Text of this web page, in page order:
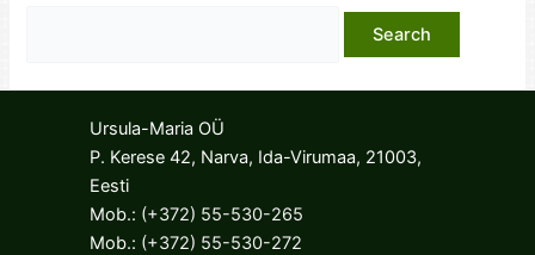
Ursula-Maria OÜ
P. Kerese 42, Narva, Ida-Virumaa, 21003,
Eesti
Mob.: (+372) 55-530-265
Mob.: (+372) 55-530-272